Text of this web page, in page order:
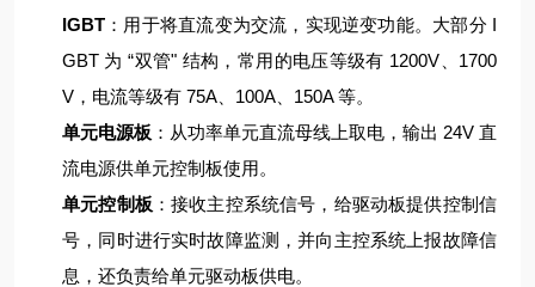
IGBT ：用于将直流变为交流，实现逆变功能。大部分 I
GBT 为 “双管" 结构，常用的电压等级有 1200V、1700
V，电流等级有 75A、100A、150A 等。
单元电源板 ：从功率单元直流母线上取电，输出 24V 直
流电源供单元控制板使用。
单元控制板 ：接收主控系统信号，给驱动板提供控制信
号，同时进行实时故障监测，并向主控系统上报故障信
息，还负责给单元驱动板供电。